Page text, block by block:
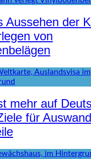
Aussehen der
von
mehr auf
für